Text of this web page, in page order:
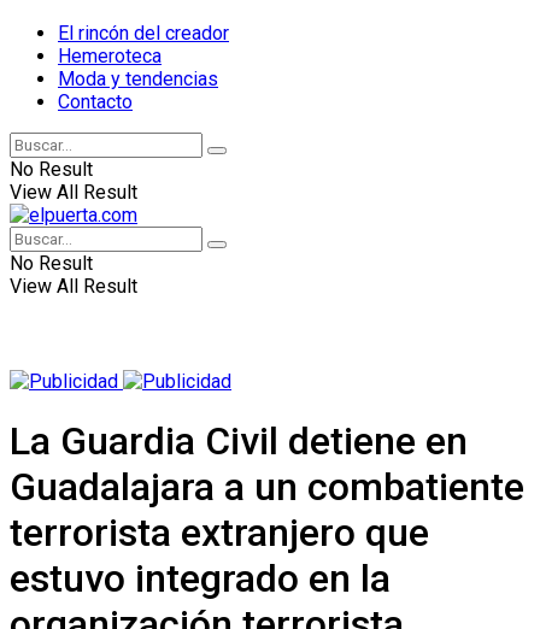
El rincón del creador
Hemeroteca
Moda y tendencias
Contacto
No Result
View All Result
No Result
View All Result
La Guardia Civil detiene en
Guadalajara a un combatiente
terrorista extranjero que
estuvo integrado en la